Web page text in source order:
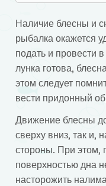
Наличие блесны и
рыбалка окажется
подать и провести
лунка готова,
этом следует
вести придонный
Движение блесны
сверху вниз, так и,
стороны. При этом,
поверхностью дна
насторожить